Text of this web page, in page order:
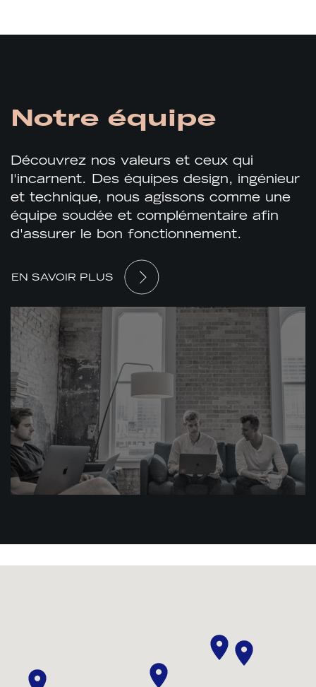
Notre équipe
Découvrez nos valeurs et ceux qui
l'incarnent. Des équipes design, ingénieur
et technique, nous agissons comme une
équipe soudée et complémentaire afin
d'assurer le bon fonctionnement.
EN SAVOIR PLUS